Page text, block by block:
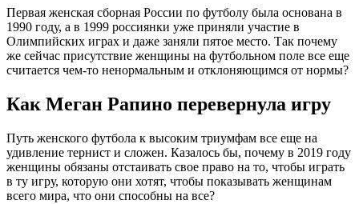
Первая женская сборная России по футболу была основана в
1990 году, а в 1999 россиянки уже приняли участие в
Олимпийских играх и даже заняли пятое место. Так почему
же сейчас присутствие женщины на футбольном поле все еще
считается чем-то ненормальным и отклоняющимся от нормы?
Как Меган Рапино перевернула игру
Путь женского футбола к высоким триумфам все еще на
удивление тернист и сложен. Казалось бы, почему в 2019 году
женщины обязаны отстаивать свое право на то, чтобы играть
в ту игру, которую они хотят, чтобы показывать женщинам
всего мира, что они способны на все?